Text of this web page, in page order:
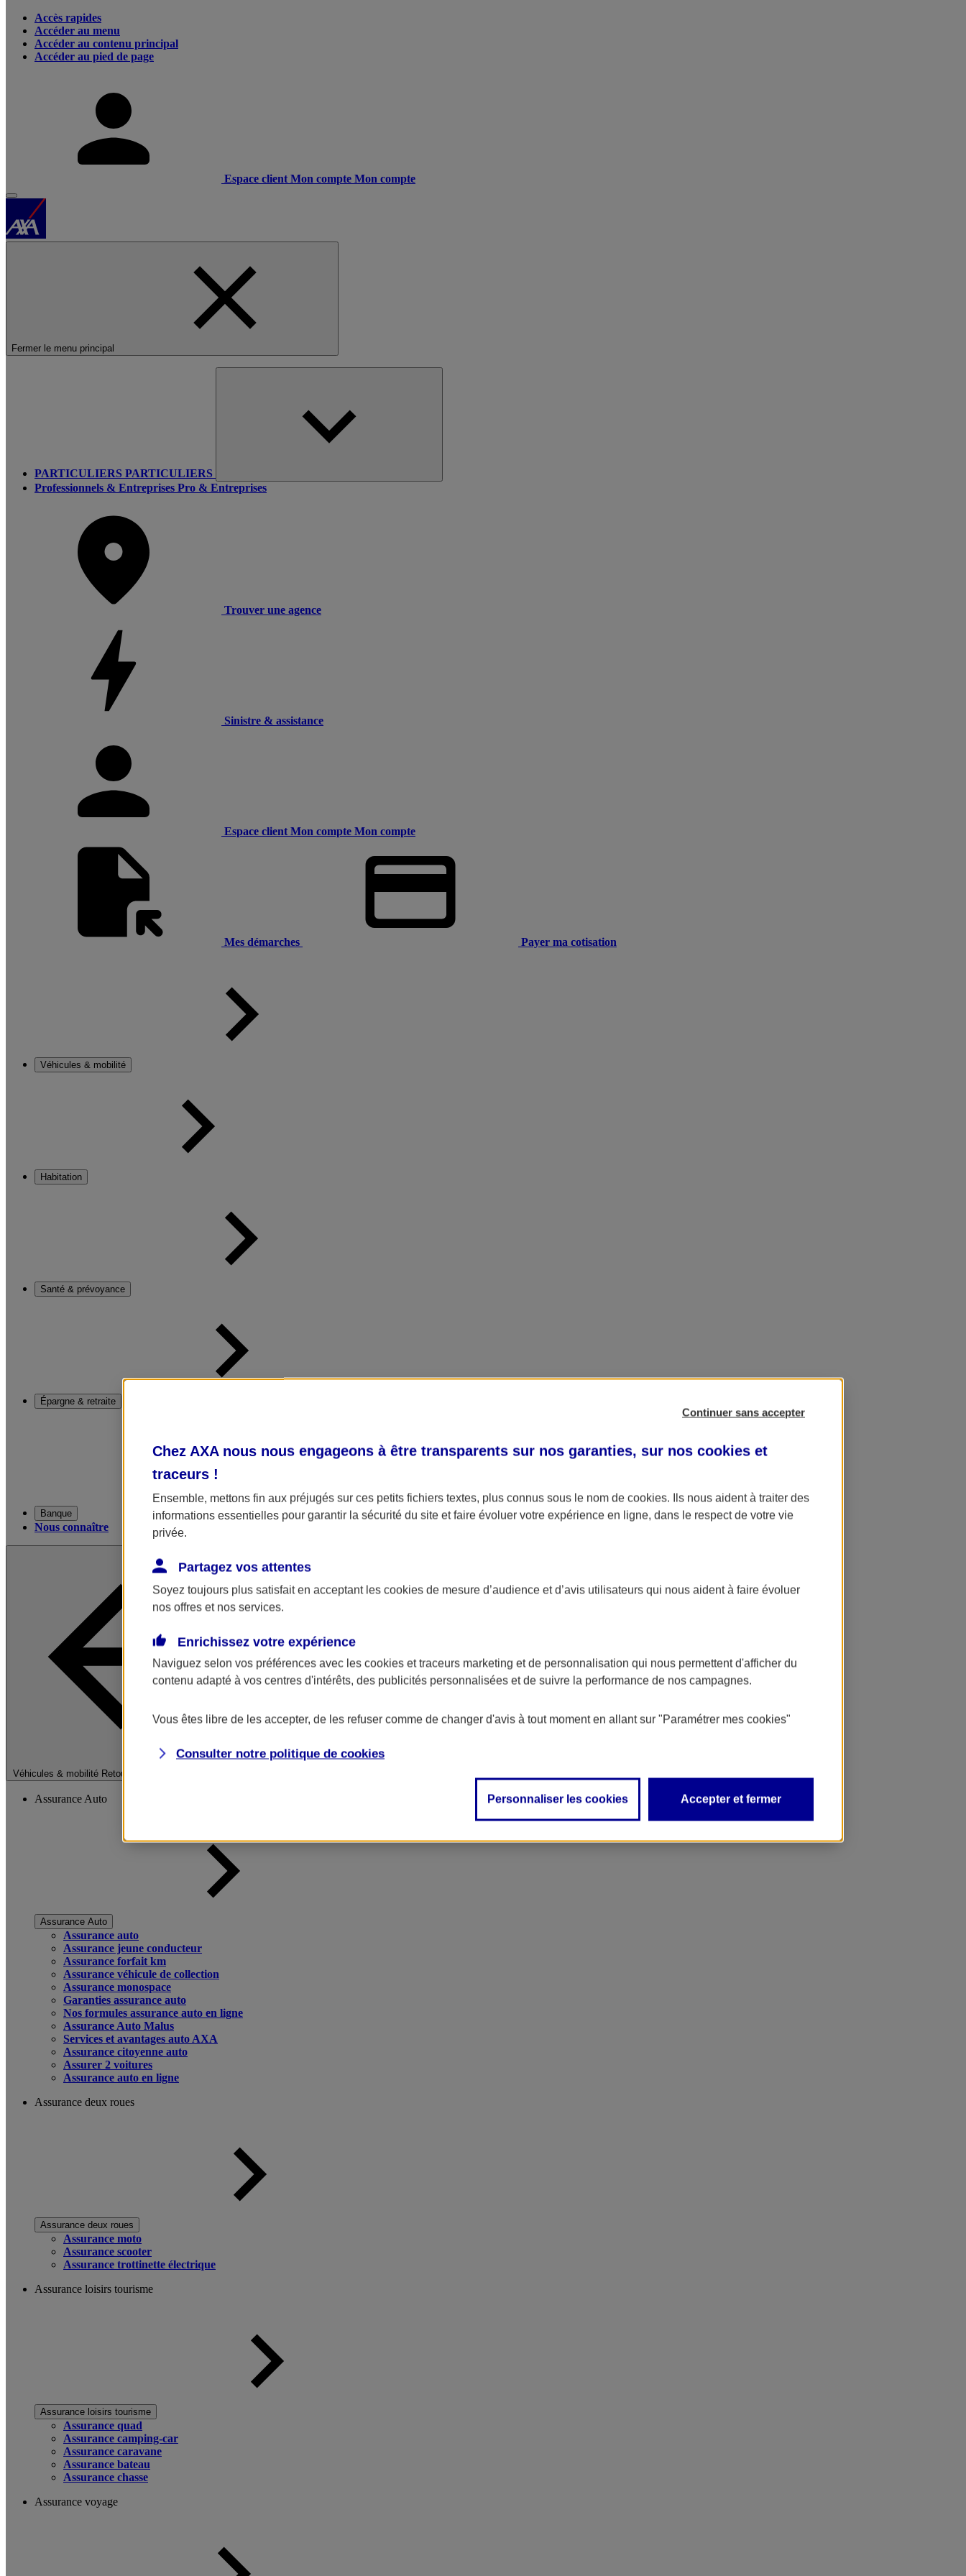
Accès rapides
Accéder au menu
Accéder au contenu principal
Accéder au pied de page
Espace client Mon compte Mon compte
Fermer le menu principal
PARTICULIERS PARTICULIERS
Professionnels & Entreprises Pro & Entreprises
Trouver une agence
Sinistre & assistance
Espace client Mon compte Mon compte
Mes démarches Payer ma cotisation
Véhicules & mobilité
Habitation
Santé & prévoyance
Épargne & retraite
Banque
Nous connaître
Véhicules & mobilité Retour à la section précédente
Fermer le menu principal
Assurance Auto
Assurance Auto
Assurance auto
Assurance jeune conducteur
Assurance forfait km
Assurance véhicule de collection
Assurance monospace
Garanties assurance auto
Nos formules assurance auto en ligne
Assurance Auto Malus
Services et avantages auto AXA
Assurance citoyenne auto
Assurer 2 voitures
Assurance auto en ligne
Assurance deux roues
Assurance deux roues
Assurance moto
Assurance scooter
Assurance trottinette électrique
Assurance loisirs tourisme
Assurance loisirs tourisme
Assurance quad
Assurance camping-car
Assurance caravane
Assurance bateau
Assurance chasse
Assurance voyage
Continuer sans accepter
Chez AXA nous nous engageons à être transparents sur nos garanties, sur nos cookies et
traceurs !
Ensemble, mettons fin aux préjugés sur ces petits fichiers textes, plus connus sous le nom de cookies. Ils nous aident à traiter des
informations essentielles pour garantir la sécurité du site et faire évoluer votre expérience en ligne, dans le respect de votre vie
privée.
Partagez vos attentes
Soyez toujours plus satisfait en acceptant les cookies de mesure d’audience et d’avis utilisateurs qui nous aident à faire évoluer
nos offres et nos services.
Enrichissez votre expérience
Naviguez selon vos préférences avec les cookies et traceurs marketing et de personnalisation qui nous permettent d'afficher du
contenu adapté à vos centres d'intérêts, des publicités personnalisées et de suivre la performance de nos campagnes.
Vous êtes libre de les accepter, de les refuser comme de changer d'avis à tout moment en allant sur "Paramétrer mes cookies"
Consulter notre politique de cookies
Personnaliser les cookies Accepter et fermer